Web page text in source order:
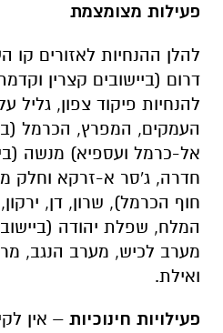
פעילות מצומצמת
להלן ההנחיות לאזורים קו
דרום (ביישובים קצרין
להנחיות פיקוד צפון, גליל
העמקים, המפרץ, הכרמל
אל-כרמל ועספיא) מנשה
חדרה, ג'סר א-זרקא וחלק
חוף הכרמל), שרון, דן,
המלח, שפלת יהודה
מערב לכיש, מערב הנגב,
ואילת.
פעילויות חינוכיות – אין